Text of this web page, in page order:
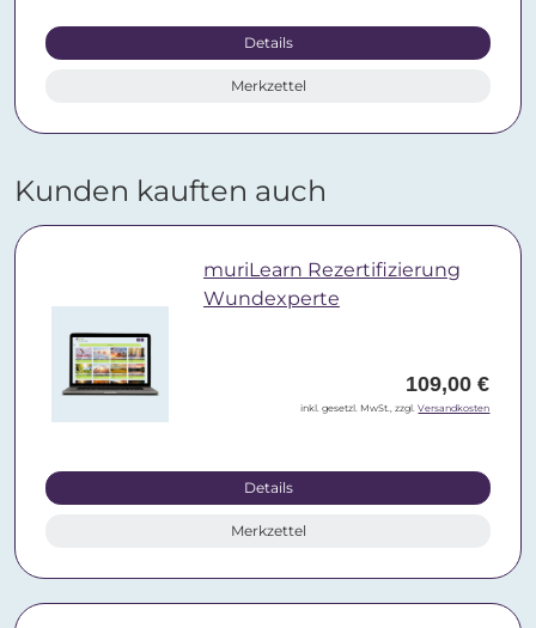
Details
Merkzettel
Kunden kauften auch
muriLearn Rezertifizierung
Wundexperte
109,00 €
inkl. gesetzl. MwSt., zzgl.Versandkosten
Details
Merkzettel